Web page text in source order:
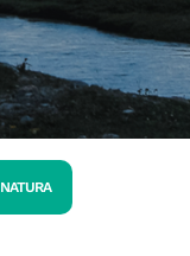
NATURA